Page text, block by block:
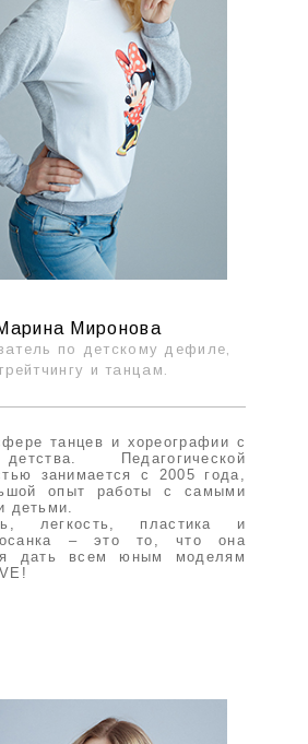
Миронова
по детскому дефиле,
и танцам
танцев и хореографии с
Педагогической
занимается с 2005 года,
опыт работы с самыми
детьми.
легкость, пластика и
осанка – это то, что она
дать всем юным моделям